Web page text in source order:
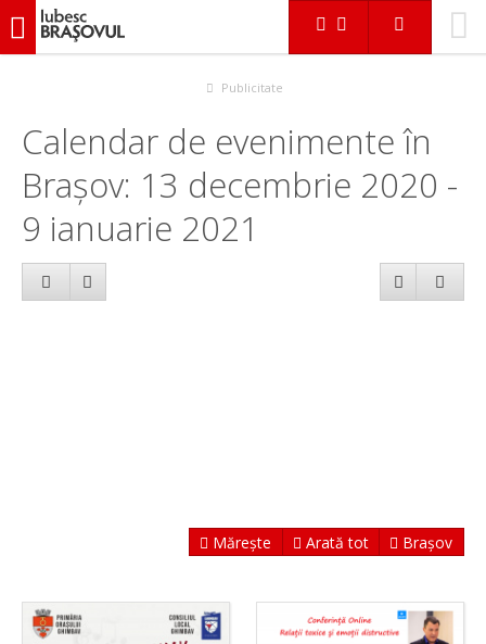
iubescbraşovul.ro
Publicitate
Calendar de evenimente în
Brașov: 13 decembrie 2020 -
9 ianuarie 2021
Mărește Arată tot Brașov